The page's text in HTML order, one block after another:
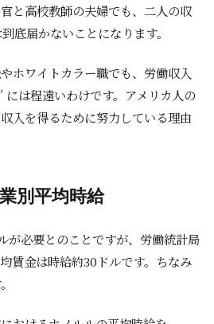
と高校教師の夫婦でも、二人の収
底届かないことになります。
ホワイトカラー職でも、労働収入
には程遠いわけです。アメリカ人の
入を得るために努力している理由
別平均時給
が必要とのことですが、労働統計局
賃金は時給約30ドルです。ちなみ